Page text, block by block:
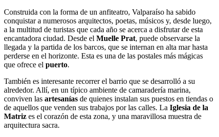
Construida con la forma de un anfiteatro, Valparaíso ha sabido
conquistar a numerosos arquitectos, poetas, músicos y, desde luego,
a la multitud de turistas que cada año se acerca a disfrutar de esta
encantadora ciudad. Desde el Muelle Prat, puede observarse la
llegada y la partida de los barcos, que se internan en alta mar hasta
perderse en el horizonte. Esta es una de las postales más mágicas
que ofrece el puerto.
También es interesante recorrer el barrio que se desarrolló a su
alrededor. Allí, en un típico ambiente de camaradería marina,
conviven las artesanías de quienes instalan sus puestos en tiendas o
de aquellos que venden sus trabajos por las calles. La Iglesia de la
Matriz es el corazón de esta zona, y una maravillosa muestra de
arquitectura sacra.